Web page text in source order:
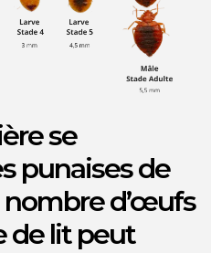
se
punaises de
nombre d’œufs
de lit peut